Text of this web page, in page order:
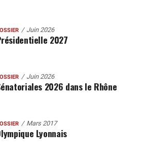
Juin 2026
2027
Juin 2026
2026 dans le Rhône
Mars 2017
Lyonnais